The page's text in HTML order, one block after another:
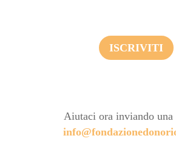
ISCRIVITI
Aiutaci ora inviando una